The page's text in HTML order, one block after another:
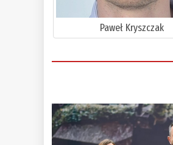
Paweł Kryszczak